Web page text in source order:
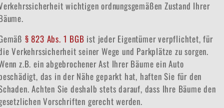
wichtigen ordnungsgemäßen Zustand Ihrer
§ 823 Abs. 1 BGB ist jeder Eigentümer verpflichtet, für
Verkehrssicherheit seiner Wege und Parkplätze zu sorgen.
z.B. ein abgebrochener Ast Ihrer Bäume ein Auto
das in der Nähe geparkt hat, haften Sie für den
Achten Sie deshalb stets darauf, dass Ihre Bäume den
Vorschriften gerecht werden.